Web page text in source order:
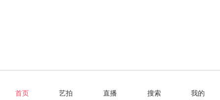
首页 艺拍 直播 搜索 我的